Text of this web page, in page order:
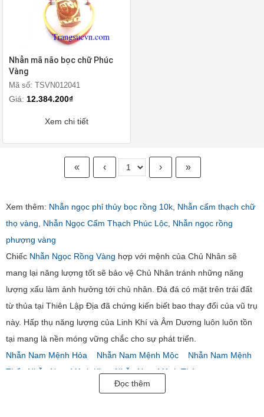
Nhẫn mã não bọc chữ Phúc
Vàng
Mã số: TSVN012041
Giá: 12.384.200₫
Xem chi tiết
« ‹ › »
Xem thêm: Nhẫn ngọc phỉ thủy bọc rồng 10k Nhẫn cẩm thạch chữ
thọ vàng
Nhẫn Ngọc Cẩm Thạch Phúc Lộc Nhẫn ngọc rồng
phượng vàng
Chiếc Nhẫn Ngọc Rồng Vàng hợp với mệnh của Chủ Nhân sẽ
mang lại năng lượng tốt sẽ bảo vệ Chủ Nhân tránh những năng
lượng xấu làm ảnh hưởng tới chủ nhân. Đá đá có mặt trên trái đất
từ thủa tại Thiên Lập Địa đã chứng kiến biết bao thay đổi của vũ trụ
này. Hấp thụ năng lượng của Linh Khí và Âm Dương luôn luôn tồn
tại mang là nền móng vững chắc cho sự phát triển.
Nhẫn Nam Mệnh Hỏa
Nhẫn Nam Mệnh Mộc
Nhẫn Nam Mệnh
Thổ
Nhẫn Nam Mệnh Kim Nhẫn Nam Mệnh Thủy
Trang sức Em và Tôi nhận đặt hàng thiết kế 3D theo yêu cầu và sở
Đọc thêm